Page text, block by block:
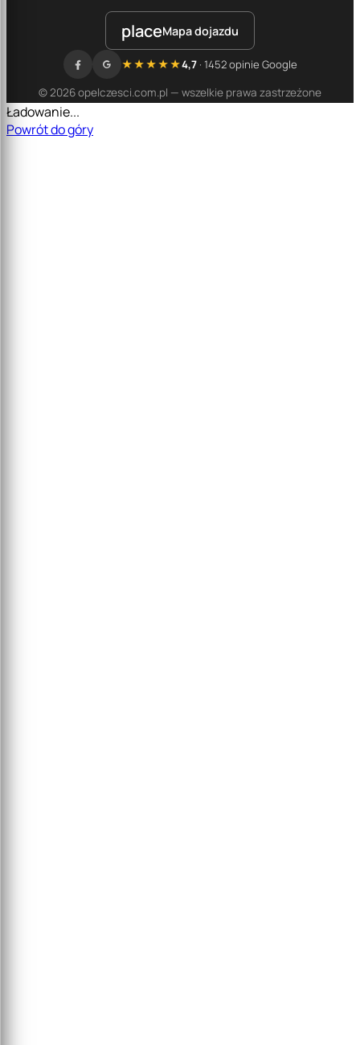
placeMapa dojazdu
© 2026 opelczesci.com.pl — wszelkie prawa zastrzeżone
★★★★★4,7· 1452 opinie Google
Ładowanie...
Powrót do góry